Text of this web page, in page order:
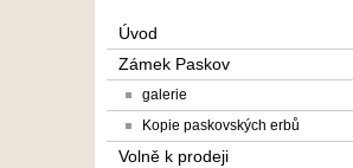
Úvod
Zámek Paskov
galerie
Kopie paskovských erbů
Volně k prodeji